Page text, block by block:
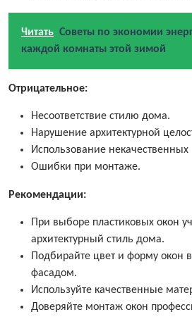
Читать Советы по экономии
каждой комнаты этой зимой
Отрицательное:
Несоответствие стилю дома.
Нарушение архитектурной
Использование некачественных
Ошибки при монтаже.
Рекомендации:
При выборе пластиковых окон
архитектурный стиль дома.
Подбирайте цвет и форму окон
фасадом.
Используйте качественные
Доверяйте монтаж окон